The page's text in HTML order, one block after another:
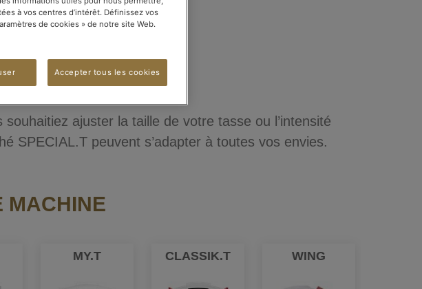
THÉ
ajuster la taille de votre tasse ou l’intensité
SPECIAL.T peuvent s’adapter à toutes vos envies.
MACHINE
MY.T CLASSIK.T WING
à vos centres d’intérêt. Définissez vos
de cookies » de notre site Web.
Accepter tous les cookies